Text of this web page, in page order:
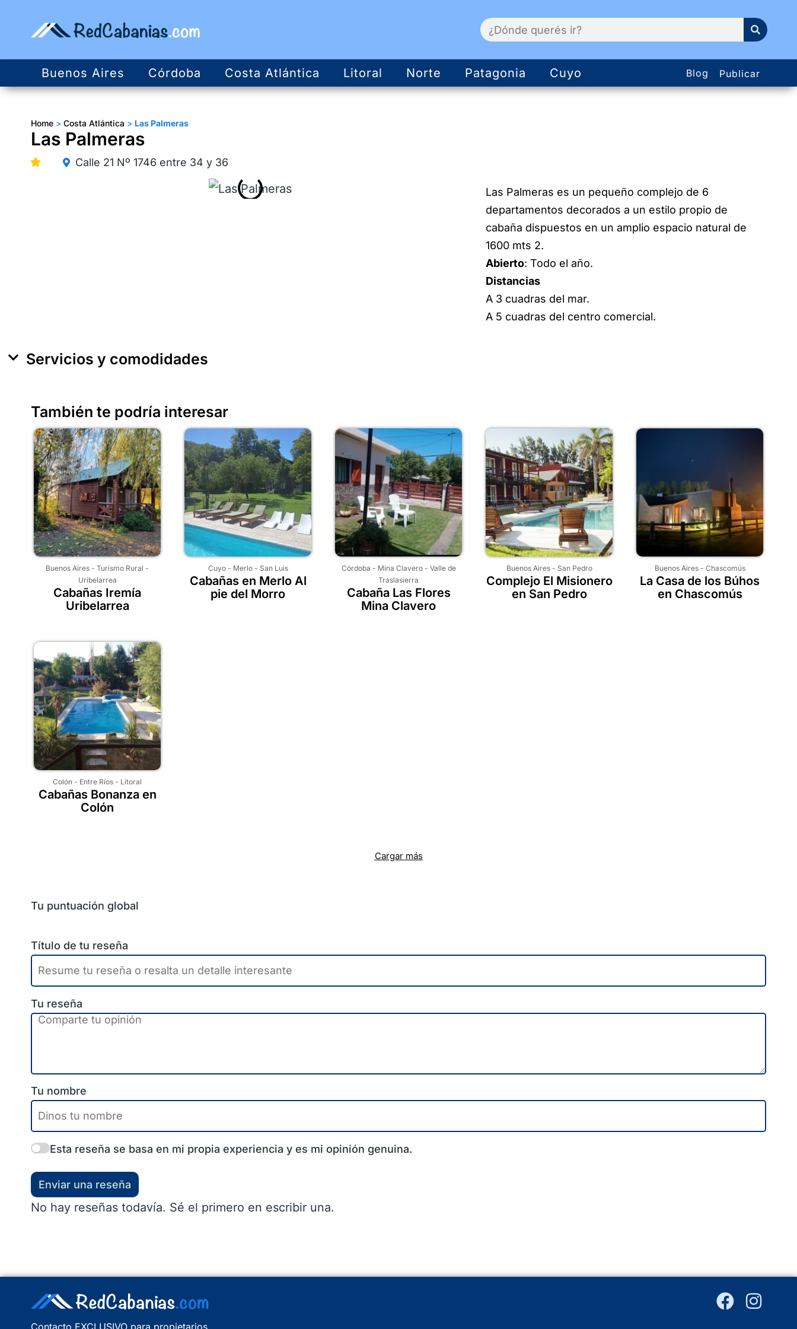
Buenos Aires Córdoba Costa Atlántica Litoral Norte Patagonia Cuyo Blog Publicar
Home > Costa Atlántica > Las Palmeras
Las Palmeras
Calle 21 Nº 1746 entre 34 y 36
Las Palmeras es un pequeño complejo de 6
departamentos decorados a un estilo propio de
cabaña dispuestos en un amplio espacio natural de
1600 mts 2.
Abierto: Todo el año.
Distancias
A 3 cuadras del mar.
A 5 cuadras del centro comercial.
Servicios y comodidades
También te podría interesar
Buenos Aires - Turismo Rural -
Uribelarrea
Cabañas Iremía
Uribelarrea
Cuyo- Merlo- San Luis
Cabañas en Merlo Al
pie del Morro
Córdoba - Mina Clavero- Valle de
Traslasierra
Cabaña Las Flores
Mina Clavero
Buenos Aires- San Pedro
Complejo El Misionero
en San Pedro
Buenos Aires- Chascomús
La Casa de los Búhos
en Chascomús
Colón - Entre Ríos - Litoral
Cabañas Bonanza en
Colón
Cargar más
Tu puntuación global
Título de tu reseña
Tu reseña
Tu nombre
Esta reseña se basa en mi propia experiencia y es mi opinión genuina.
Enviar una reseña
No hay reseñas todavía. Sé el primero en escribir una.